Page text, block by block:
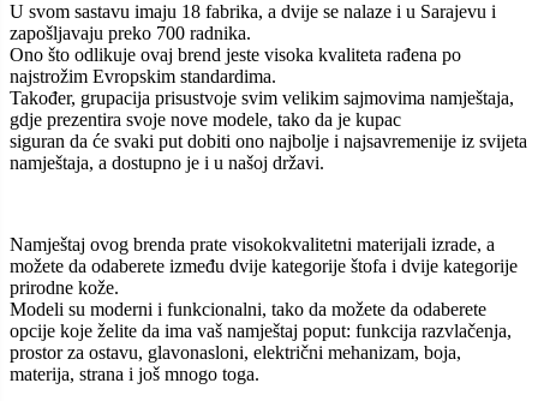
U svom sastavu imaju 18 fabrika, a dvije se nalaze i u Sarajevu i
zapošljavaju preko 700 radnika.
Ono što odlikuje ovaj brend jeste visoka kvaliteta rađena po
najstrožim Evropskim standardima.
Također, grupacija prisustvoje svim velikim sajmovima namještaja,
gdje prezentira svoje nove modele, tako da je kupac
siguran da će svaki put dobiti ono najbolje i najsavremenije iz svijeta
namještaja, a dostupno je i u našoj državi.
Namještaj ovog brenda prate visokokvalitetni materijali izrade, a
možete da odaberete između dvije kategorije štofa i dvije kategorije
prirodne kože.
Modeli su moderni i funkcionalni, tako da možete da odaberete
opcije koje želite da ima vaš namještaj poput: funkcija razvlačenja,
prostor za ostavu, glavonasloni, električni mehanizam, boja,
materija, strana i još mnogo toga.